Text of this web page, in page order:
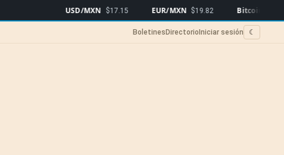
USD/MXN $17.15 EUR/MXN $19.82 Bitcoin $65,035
Boletines Directorio Iniciar sesión ☾